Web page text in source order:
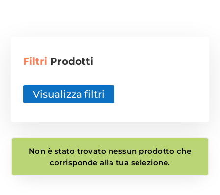
Filtri Prodotti
Visualizza filtri
Non è stato trovato nessun prodotto che
corrisponde alla tua selezione.